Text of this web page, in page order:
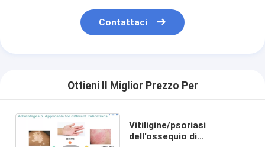
Contattaci
Ottieni Il Miglior Prezzo Per
Vitiligine/psoriasi
dell'ossequio di